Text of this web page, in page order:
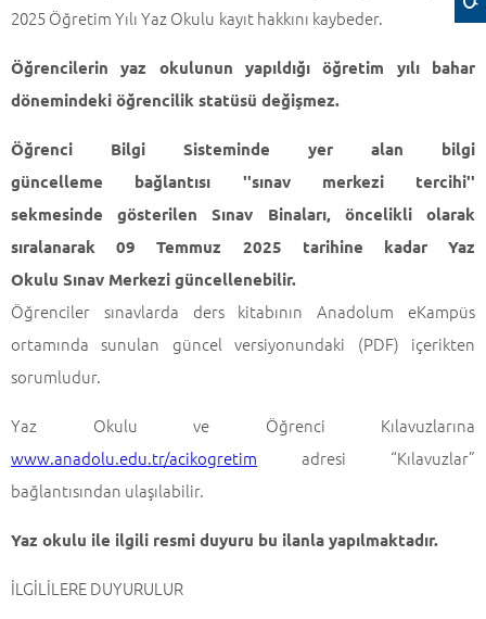
2025 Öğretim Yılı Yaz Okulu kayıt hakkını kaybeder.
Öğrencilerin yaz okulunun yapıldığı öğretim yılı bahar
dönemindeki öğrencilik statüsü değişmez.
Öğrenci Bilgi Sisteminde yer alan bilgi
güncelleme bağlantısı ''sınav merkezi tercihi''
sekmesinde gösterilen Sınav Binaları, öncelikli olarak
sıralanarak 09 Temmuz 2025 tarihine kadar Yaz
Okulu Sınav Merkezi güncellenebilir.
Öğrenciler sınavlarda ders kitabının Anadolum eKampüs
ortamında sunulan güncel versiyonundaki (PDF) içerikten
sorumludur.
Yaz Okulu ve Öğrenci Kılavuzlarına
www.anadolu.edu.tr/acikogretim adresi “Kılavuzlar”
bağlantısından ulaşılabilir.
Yaz okulu ile ilgili resmi duyuru bu ilanla yapılmaktadır.
İLGİLİLERE DUYURULUR